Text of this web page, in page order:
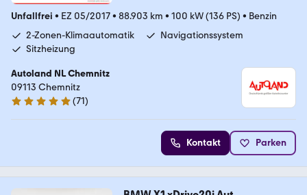
Unfallfrei • EZ 05/2017• 88.903 km • 100 kW (136 PS) • Benzin
2-Zonen-Klimaautomatik
Navigationssystem
Sitzheizung
Autoland NL Chemnitz
09113 Chemnitz
4.8 Sterne
(71)
Kontakt Parken